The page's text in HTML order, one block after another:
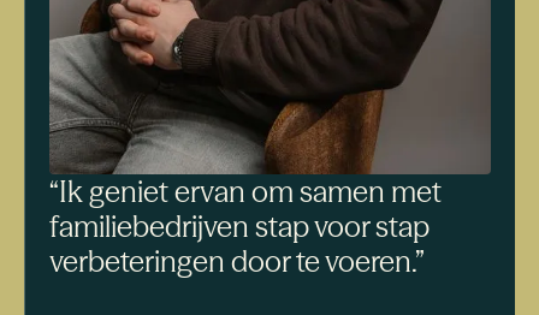
“Ik geniet ervan om samen met
familiebedrijven stap voor stap
verbeteringen door te voeren.”